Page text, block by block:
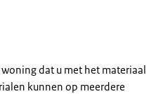
dat u met het materiaal
kunnen op meerdere